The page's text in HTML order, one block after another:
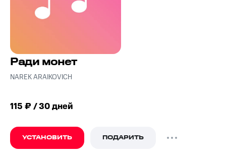
Ради монет
NAREK ARAIKOVICH
115 ₽ / 30 дней
УСТАНОВИТЬ ПОДАРИТЬ